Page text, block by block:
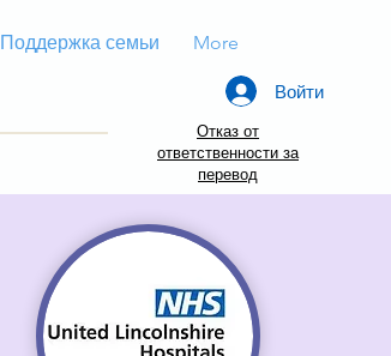
Поддержка семьи More
Отказ от
ответственности за
перевод
Войти